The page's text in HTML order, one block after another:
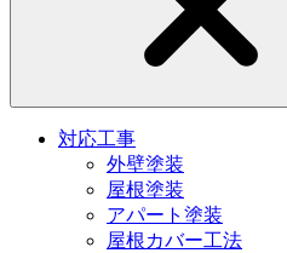
対応工事
外壁塗装
屋根塗装
アパート塗装
屋根カバー工法